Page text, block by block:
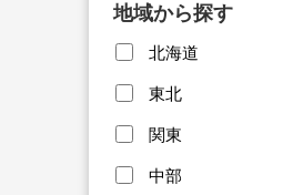
地域から探す
北海道
東北
関東
中部